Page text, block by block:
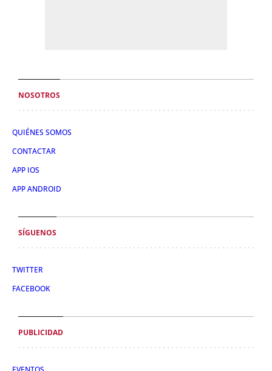
NOSOTROS
QUIÉNES SOMOS
CONTACTAR
APP IOS
APP ANDROID
SÍGUENOS
TWITTER
FACEBOOK
PUBLICIDAD